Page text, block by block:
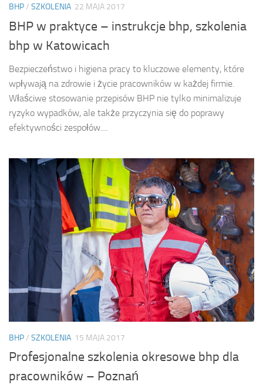
BHP/ SZKOLENIA 22 MAJA 2017
BHP w praktyce – instrukcje bhp, szkolenia
bhp w Katowicach
Bezpieczeństwo i higiena pracy to kluczowe elementy, które
wpływają na zdrowie i życie pracowników w każdej firmie.
Właściwe stosowanie przepisów BHP nie tylko minimalizuje
ryzyko wypadków, ale także przyczynia się do poprawy
efektywności zespołów....
BHP/ SZKOLENIA 15 MAJA 2017
Profesjonalne szkolenia okresowe bhp dla
pracowników – Poznań